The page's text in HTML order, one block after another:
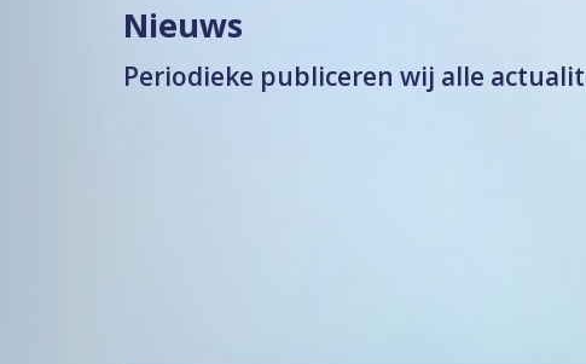
Nieuws
Periodieke publiceren wij alle